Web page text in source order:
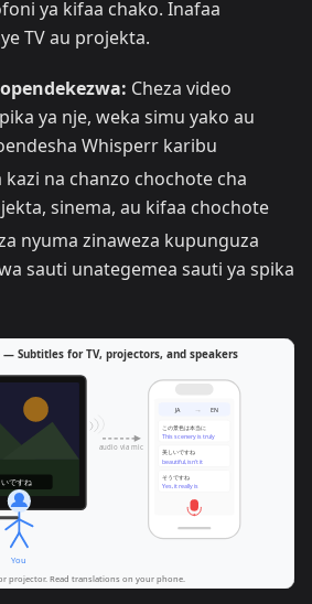
ya kifaa chako. Inafaa
TV au projekta.
Cheza video
ya nje, weka simu yako au
Whisperr karibu
kazi na chanzo chochote cha
sinema, au kifaa chochote
nyuma zinaweza kupunguza
sauti unategemea sauti ya spika